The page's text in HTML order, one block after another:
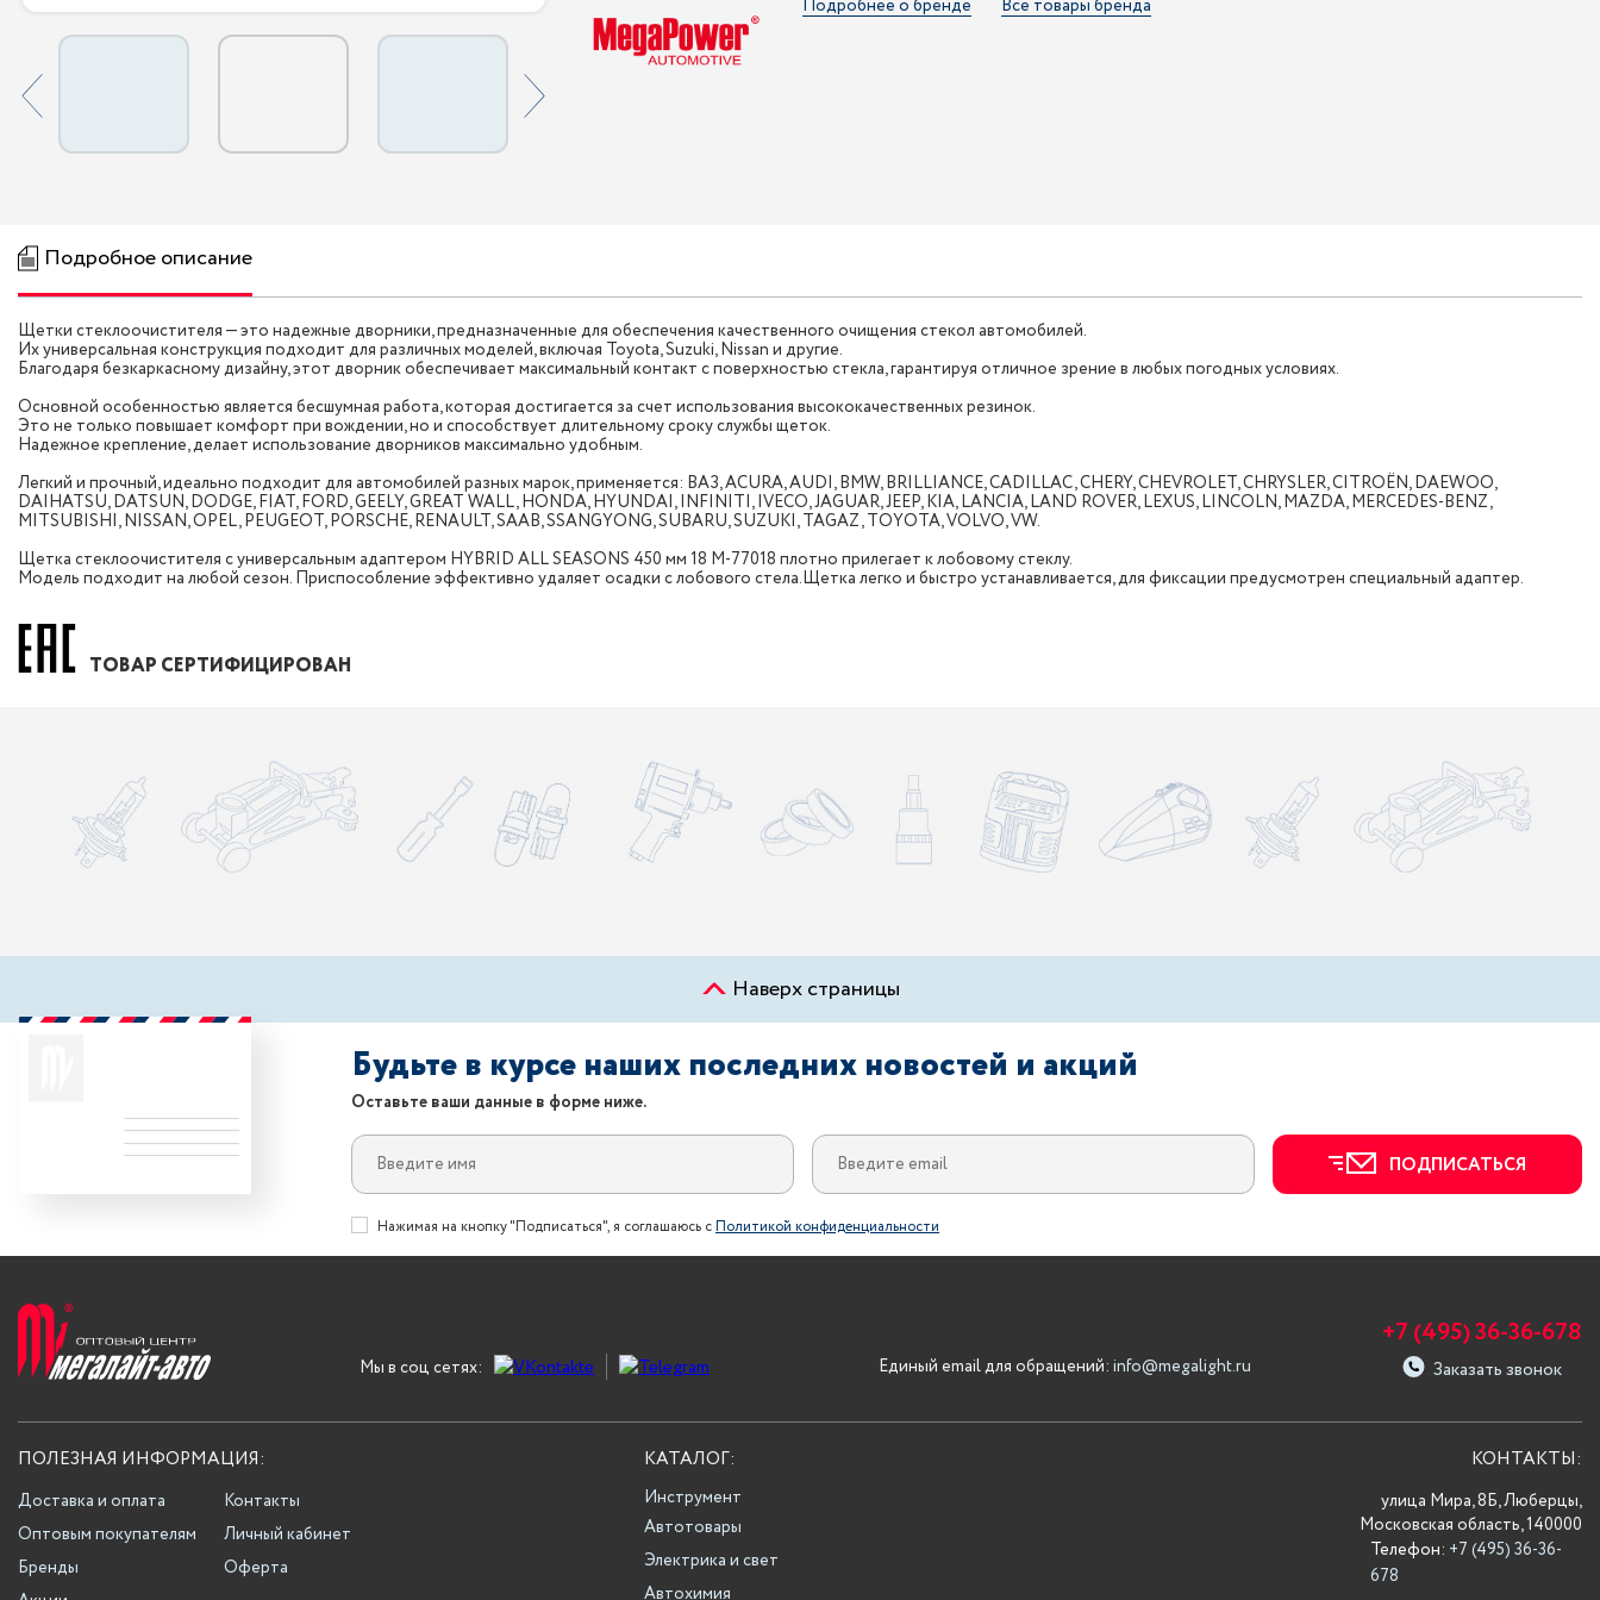
Подробнее о бренде Все товары бренда
Подробное описание
Щетки стеклоочистителя — это надежные дворники, предназначенные для обеспечения качественного очищения стекол автомобилей.
Их универсальная конструкция подходит для различных моделей, включая Toyota, Suzuki, Nissan и другие.
Благодаря безкаркасному дизайну, этот дворник обеспечивает максимальный контакт с поверхностью стекла, гарантируя отличное зрение в любых погодных условиях.
Основной особенностью является бесшумная работа, которая достигается за счет использования высококачественных резинок.
Это не только повышает комфорт при вождении, но и способствует длительному сроку службы щеток.
Надежное крепление, делает использование дворников максимально удобным.
Легкий и прочный, идеально подходит для автомобилей разных марок, применяется: ВАЗ, ACURA, AUDI, BMW, BRILLIANCE, CADILLAC, CHERY, CHEVROLET, CHRYSLER, CITROËN, DAEWOO,
DAIHATSU, DATSUN, DODGE, FIAT, FORD, GEELY, GREAT WALL, HONDA, HYUNDAI, INFINITI, IVECO, JAGUAR, JEEP, KIA, LANCIA, LAND ROVER, LEXUS, LINCOLN, MAZDA, MERCEDES-BENZ,
MITSUBISHI, NISSAN, OPEL, PEUGEOT, PORSCHE, RENAULT, SAAB, SSANGYONG, SUBARU, SUZUKI, TAGAZ, TOYOTA, VOLVO, VW.
Щетка стеклоочистителя с универсальным адаптером HYBRID ALL SEASONS 450 мм 18 M-77018 плотно прилегает к лобовому стеклу.
Модель подходит на любой сезон. Приспособление эффективно удаляет осадки с лобового стела.Щетка легко и быстро устанавливается, для фиксации предусмотрен специальный адаптер.
ТОВАР СЕРТИФИЦИРОВАН
Наверх страницы
Будьте в курсе наших последних новостей и акций
Оставьте ваши данные в форме ниже.
ПОДПИСАТЬСЯ
Нажимая на кнопку "Подписаться", я соглашаюсь сПолитикой конфиденциальности
Мы в соц сетях: Единый email для обращений: info@megalight.ru
+7 (495) 36-36-678
Заказать звонок
ПОЛЕЗНАЯ ИНФОРМАЦИЯ:
Доставка и оплата
Оптовым покупателям
Бренды
Контакты
Личный кабинет
Оферта
КАТАЛОГ:
Инструмент
Автотовары
Электрика и свет
Автохимия
КОНТАКТЫ:
улица Мира, 8Б, Люберцы,
Московская область, 140000
Телефон: +7 (495) 36-36-
678